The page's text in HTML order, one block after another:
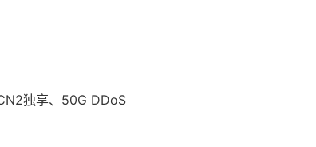
独享、50G DDoS